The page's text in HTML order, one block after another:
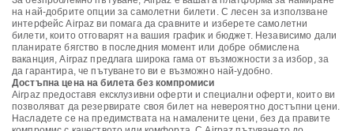
на най-добрите опции за самолетни билети. С лесен за използване
интерфейс Airpaz ви помага да сравните и изберете самолетни
билети, които отговарят на вашия график и бюджет. Независимо дали
планирате бягство в последния момент или добре обмислена
ваканция, Airpaz предлага широка гама от възможности за избор, за
да гарантира, че пътуването ви е възможно най-удобно.
Достъпна цена на билета без компромиси
Airpaz предоставя ексклузивни оферти и специални оферти, които ви
позволяват да резервирате своя билет на невероятно достъпни цени.
Насладете се на предимствата на намалените цени, без да правите